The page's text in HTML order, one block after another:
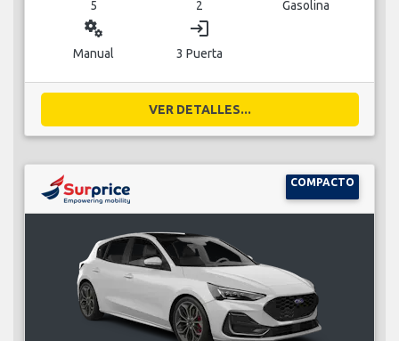
5 2 Gasolina
miscellaneous_services
Manual
login
3 Puerta
VER DETALLES...
COMPACTO